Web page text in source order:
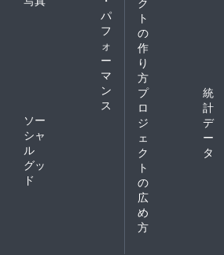
パ
フ
ォ
ー
マ
ン
ス
ソー
シャ
ル
グッ
ド
ト
の
作
り
方
プ
ロ
ジ
ェ
ク
ト
の
広
め
方
統
計
デ
ー
タ